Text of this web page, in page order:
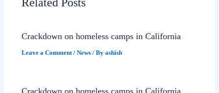
Crackdown on homeless camps in California
Leave a Comment /News / Byashish
Crackdown on homeless camps in California